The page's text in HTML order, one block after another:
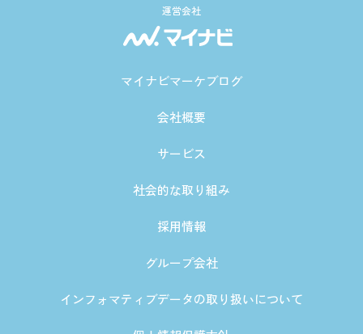
運営会社
マイナビマーケブログ
会社概要
サービス
社会的な取り組み
採用情報
グループ会社
インフォマティブデータの取り扱いについて